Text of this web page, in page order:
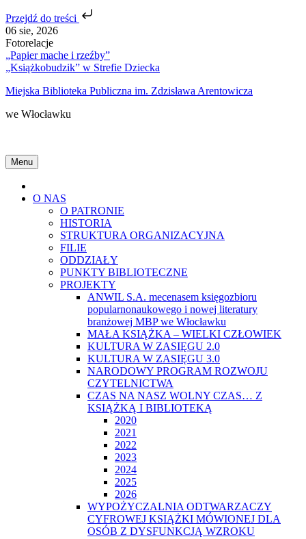
Przejdź do treści
Skip
to
content
06 sie, 2026
Fotorelacje
„Papier mache i rzeźby”
„Książkobudzik” w Strefie Dziecka
Miejska Biblioteka Publiczna im. Zdzisława Arentowicza
we Włocławku
Menu
O NAS
O PATRONIE
HISTORIA
STRUKTURA ORGANIZACYJNA
FILIE
ODDZIAŁY
PUNKTY BIBLIOTECZNE
PROJEKTY
ANWIL S.A. mecenasem księgozbioru
popularnonaukowego i nowej literatury
branżowej MBP we Włocławku
MAŁA KSIĄŻKA – WIELKI CZŁOWIEK
KULTURA W ZASIĘGU 2.0
KULTURA W ZASIĘGU 3.0
NARODOWY PROGRAM ROZWOJU
CZYTELNICTWA
CZAS NA NASZ WOLNY CZAS… Z
KSIĄŻKĄ I BIBLIOTEKĄ
2020
2021
2022
2023
2024
2025
2026
WYPOŻYCZALNIA ODTWARZACZY
CYFROWEJ KSIĄŻKI MÓWIONEJ DLA
OSÓB Z DYSFUNKCJĄ WZROKU